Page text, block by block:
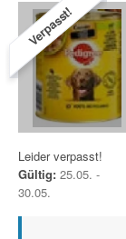
Verpasst!
Leider verpasst!
Gültig: 25.05. -
30.05.